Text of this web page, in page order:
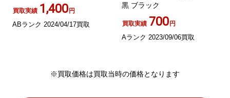
買取実績 1,400円
ABランク 2024/04/17買取
黒 ブラック
買取実績 700円
Aランク 2023/09/06買取
※買取価格は買取当時の価格となります